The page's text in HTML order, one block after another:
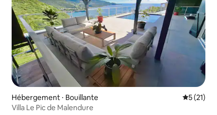
Hébergement ⋅ Bouillante
5 (21)
Villa Le Pic de Malendure